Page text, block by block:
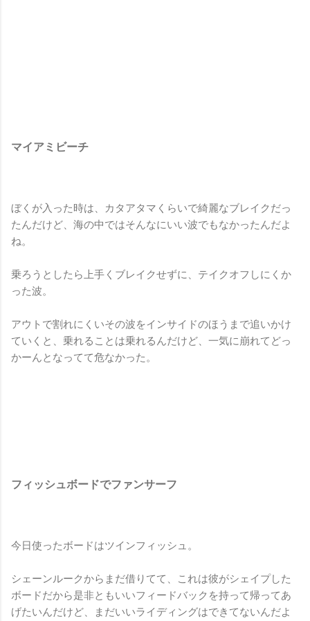
マイアミビーチ
ぼくが入った時は、カタアタマくらいで綺麗なブレイクだっ
たんだけど、海の中ではそんなにいい波でもなかったんだよ
ね。
乗ろうとしたら上手くブレイクせずに、テイクオフしにくか
った波。
アウトで割れにくいその波をインサイドのほうまで追いかけ
ていくと、乗れることは乗れるんだけど、一気に崩れてどっ
かーんとなってて危なかった。
フィッシュボードでファンサーフ
今日使ったボードはツインフィッシュ。
シェーンルークからまだ借りてて、これは彼がシェイプした
ボードだから是非ともいいフィードバックを持って帰ってあ
げたいんだけど、まだいいライディングはできてないんだよ